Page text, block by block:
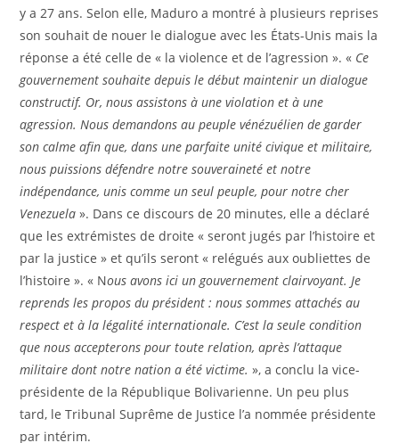
y a 27 ans. Selon elle, Maduro a montré à plusieurs reprises
son souhait de nouer le dialogue avec les États-Unis mais la
réponse a été celle de « la violence et de l’agression ». « Ce
gouvernement souhaite depuis le début maintenir un dialogue
constructif. Or, nous assistons à une violation et à une
agression. Nous demandons au peuple vénézuélien de garder
son calme afin que, dans une parfaite unité civique et militaire,
nous puissions défendre notre souveraineté et notre
indépendance, unis comme un seul peuple, pour notre cher
Venezuela». Dans ce discours de 20 minutes, elle a déclaré
que les extrémistes de droite « seront jugés par l’histoire et
par la justice » et qu’ils seront « relégués aux oubliettes de
l’histoire ». « Nous avons ici un gouvernement clairvoyant. Je
reprends les propos du président : nous sommes attachés au
respect et à la légalité internationale. C’est la seule condition
que nous accepterons pour toute relation, après l’attaque
militaire dont notre nation a été victime.», a conclu la vice-
présidente de la République Bolivarienne. Un peu plus
tard, le Tribunal Suprême de Justice l’a nommée présidente
par intérim.